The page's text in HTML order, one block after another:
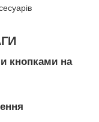
кнопками на